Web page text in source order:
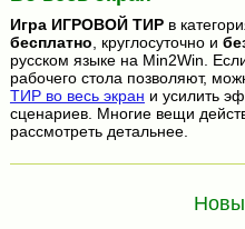
Игра ИГРОВОЙ ТИРв
бесплатно , круглосуточно и
русском языке на Min2Win.
рабочего стола позволяют,
ТИР во весь экран и усилить
сценариев. Многие вещи
рассмотреть детальнее.